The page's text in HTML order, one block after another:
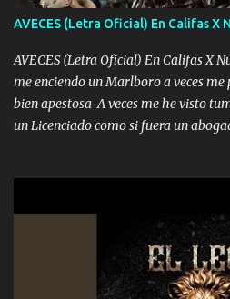
adoro
AVECES (Letra Oficial) En Califas X
AVECES (Letra Oficial) En Califas X
me enciendo un Marlboro a veces
bien apestosa A veces me he visto
un Licenciado como si fuera un
corriente no quieren verte subir de
A veces me pongo un sombrero a
con la mirada siempre en alto A
me fajó una Glock siempre armado